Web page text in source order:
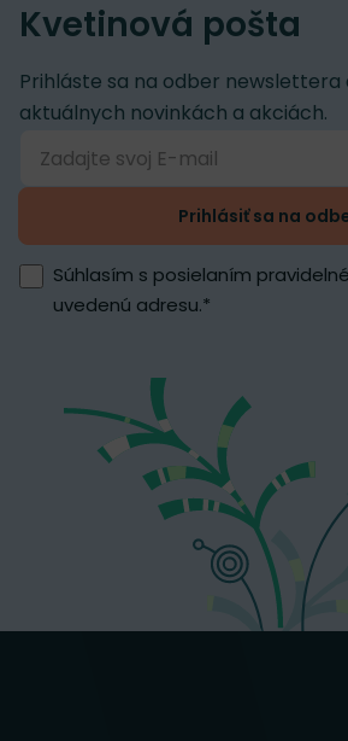
Kvetinová pošta
Prihláste sa na odber newslettera
aktuálnych novinkách a akciách.
Prihlásiť sa na
Súhlasím s posielaním
uvedenú adresu.*